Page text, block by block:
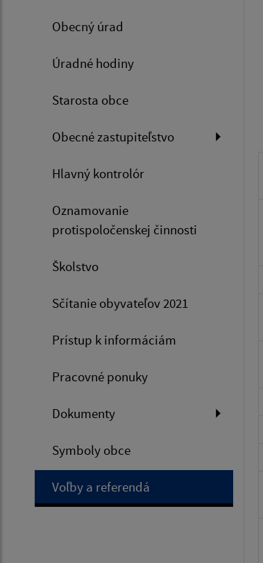
Obecný úrad
Úradné hodiny
Starosta obce
Obecné zastupiteľstvo
Hlavný kontrolór
Oznamovanie
protispoločenskej činnosti
Školstvo
Sčítanie obyvateľov 2021
Prístup k informáciám
Pracovné ponuky
Dokumenty
Symboly obce
Voľby a referendá